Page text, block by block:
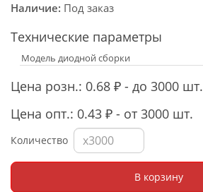
Наличие: Под заказ
Технические параметры
Модель диодной сборки
Цена розн.: 0.68 ₽ - до 3000 шт.
Цена опт.: 0.43 ₽ - от 3000 шт.
Количество
В корзину